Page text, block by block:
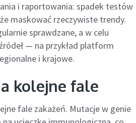
i raportowania: spadek testów
maskować rzeczywiste trendy.
sprawdzane, a w celu
— na przykład platform
i krajowe.
kolejne fale
fale zakażeń. Mutacje w genie